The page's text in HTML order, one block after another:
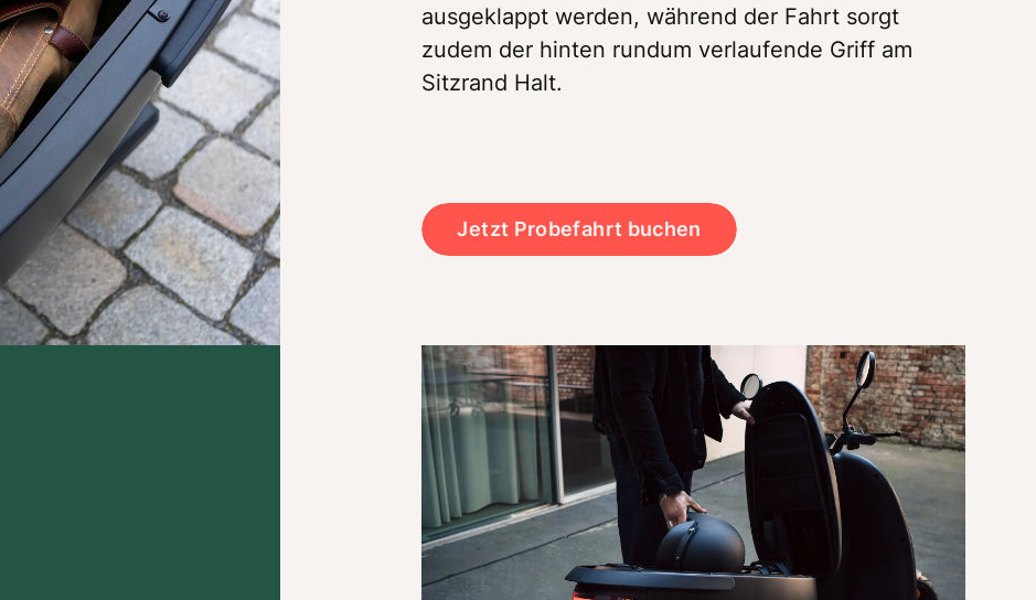
ausgeklappt werden, während der Fahrt sorgt
zudem der hinten rundum verlaufende Griff am
Sitzrand Halt.
Jetzt Probefahrt buchen